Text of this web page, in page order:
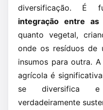
diversificação. É
integração entre as
quanto vegetal,
onde os resíduos de
insumos para outra.
agrícola é
se diversifica e
verdadeiramente